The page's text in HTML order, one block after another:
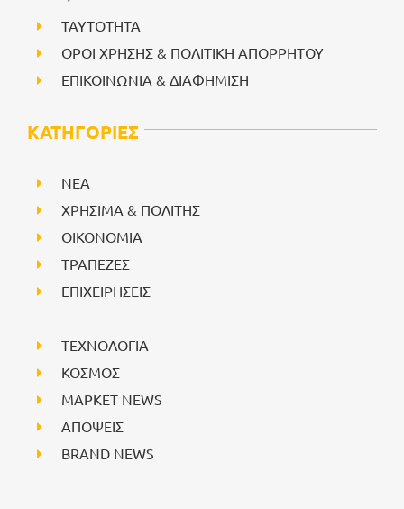
ΤΑΥΤΟΤΗΤΑ
ΟΡΟΙ ΧΡΗΣΗΣ & ΠΟΛΙΤΙΚΗ ΑΠΟΡΡΗΤΟΥ
ΕΠΙΚΟΙΝΩΝΙΑ & ΔΙΑΦΗΜΙΣΗ
ΚΑΤΗΓΟΡΙΕΣ
NEA
ΧΡΗΣΙΜΑ & ΠΟΛΙΤΗΣ
ΟΙΚΟΝΟΜΙΑ
ΤΡΑΠΕΖΕΣ
ΕΠΙΧΕΙΡΗΣΕΙΣ
ΤΕΧΝΟΛΟΓΙΑ
ΚΟΣΜΟΣ
ΜΑΡΚΕΤ NEWS
ΑΠΟΨΕΙΣ
BRAND NEWS